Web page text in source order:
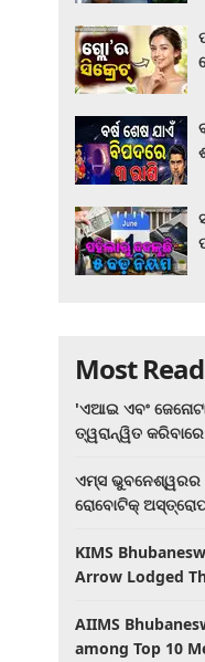
Most Read
'ଏଆଇ ଏବଂ
ତ୍ୱରାନ୍ୱିତ
ଏମ୍ସ ଭୁବନେଶ୍ୱରର
ରୋବୋଟିକ୍
KIMS
Arrow Lodged
AIIMS
among Top 10